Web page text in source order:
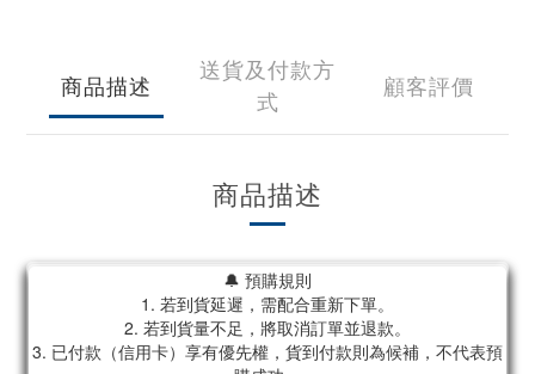
商品描述
送貨及付款方
式
顧客評價
商品描述
🔔 預購規則
1. 若到貨延遲，需配合重新下單。
2. 若到貨量不足，將取消訂單並退款。
3. 已付款（信用卡）享有優先權，貨到付款則為候補，不代表預